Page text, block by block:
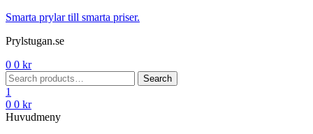
Menu
Smarta prylar till smarta priser.
Prylstugan.se
0 0 kr
Search
for:
Search
1
0 0 kr
Huvudmeny